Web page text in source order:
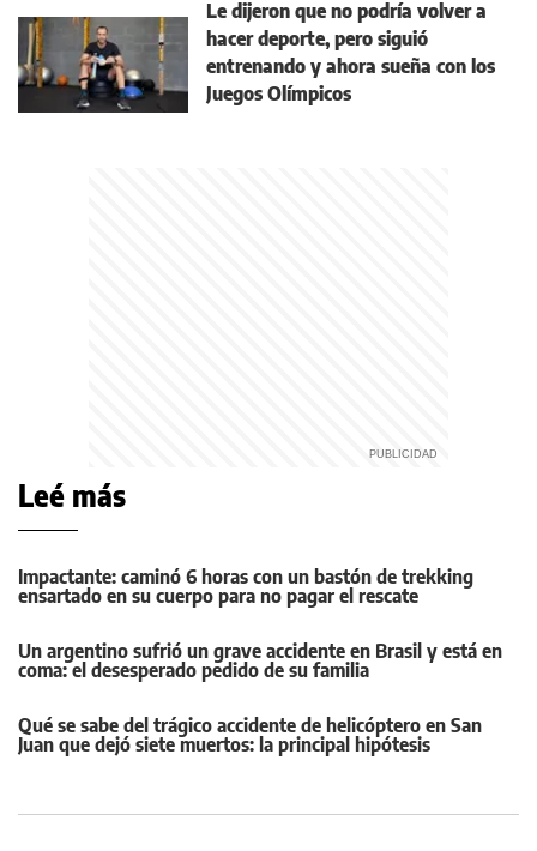
Le dijeron que no podría volver a
hacer deporte, pero siguió
entrenando y ahora sueña con los
Juegos Olímpicos
Leé más
Impactante: caminó 6 horas con un bastón de trekking
ensartado en su cuerpo para no pagar el rescate
Un argentino sufrió un grave accidente en Brasil y está en
coma: el desesperado pedido de su familia
Qué se sabe del trágico accidente de helicóptero en San
Juan que dejó siete muertos: la principal hipótesis